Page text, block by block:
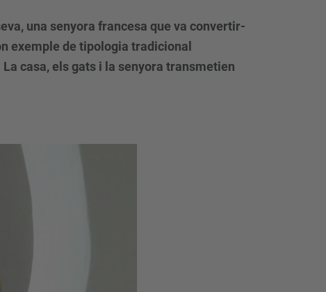
una senyora francesa que va convertir-
exemple de tipologia tradicional
casa, els gats i la senyora transmetien